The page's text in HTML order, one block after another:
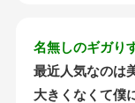
名無しのギガり
最近人気なのは
大きくなくて僕